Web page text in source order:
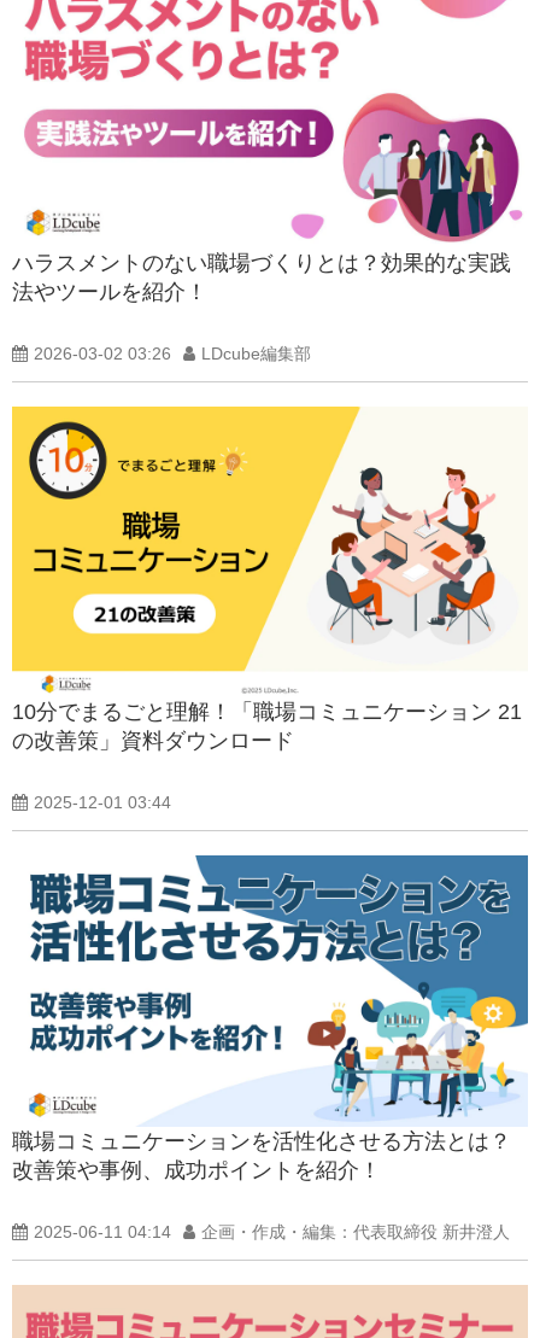
ハラスメントのない職場づくりとは？効果的な実践
法やツールを紹介！
2026-03-02 03:26 LDcube編集部
10分でまるごと理解！「職場コミュニケーション 21
の改善策」資料ダウンロード
2025-12-01 03:44
職場コミュニケーションを活性化させる方法とは？
改善策や事例、成功ポイントを紹介！
2025-06-11 04:14 企画・作成・編集：代表取締役 新井澄人